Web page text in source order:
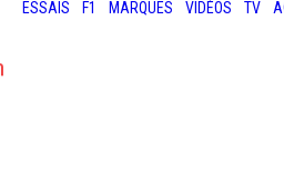
ESSAIS F1 MARQUES VIDÉOS TV